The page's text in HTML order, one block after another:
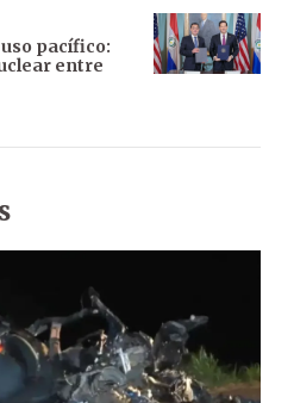
pacífico:
entre